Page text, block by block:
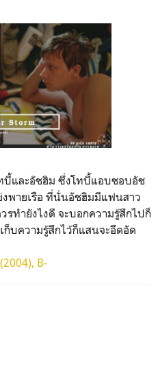
ทบี้และอัชฮิม ซึ่งโทบี้แอบชอบอัช
พายเรือ ที่นั่นอัชฮิมมีแฟนสาว
รทำยังไงดี จะบอกความรู้สึกไปก็
ก็บความรู้สึกไว้ก็แสนจะอึดอัด
B-